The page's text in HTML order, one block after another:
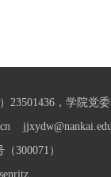
23501436，学院党
300071）